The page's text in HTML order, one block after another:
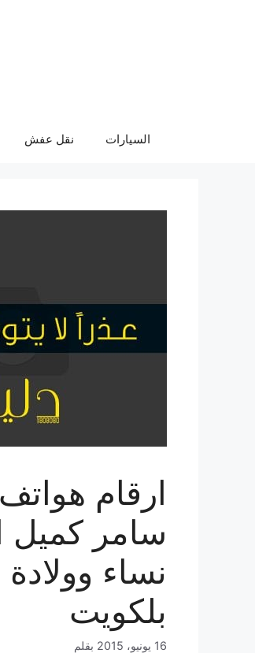
السيارات نقل عفش
ارقام هواتف
سامر كميل
نساء وولادة
بلكويت
16 يونيو، 2015 بقلم